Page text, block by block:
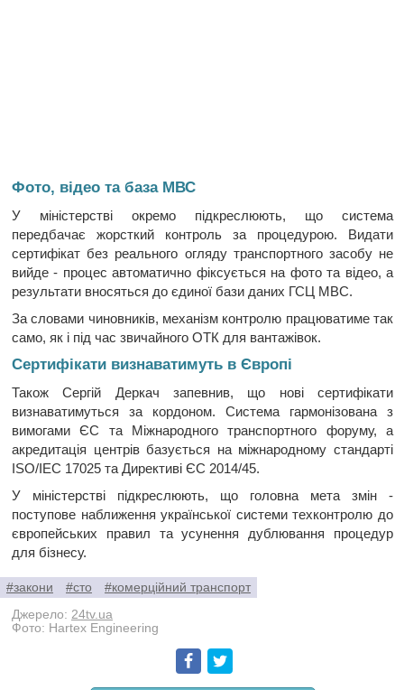
Фото, відео та база МВС
У міністерстві окремо підкреслюють, що система
передбачає жорсткий контроль за процедурою. Видати
сертифікат без реального огляду транспортного засобу не
вийде - процес автоматично фіксується на фото та відео, а
результати вносяться до єдиної бази даних ГСЦ МВС.
За словами чиновників, механізм контролю працюватиме так
само, як і під час звичайного ОТК для вантажівок.
Сертифікати визнаватимуть в Європі
Також Сергій Деркач запевнив, що нові сертифікати
визнаватимуться за кордоном. Система гармонізована з
вимогами ЄС та Міжнародного транспортного форуму, а
акредитація центрів базується на міжнародному стандарті
ISO/IEC 17025 та Директиві ЄС 2014/45.
У міністерстві підкреслюють, що головна мета змін -
поступове наближення української системи техконтролю до
європейських правил та усунення дублювання процедур
для бізнесу.
#закони #сто
#комерційний транспорт
Джерело: 24tv.ua
Фото: Hartex Engineering
Facebook